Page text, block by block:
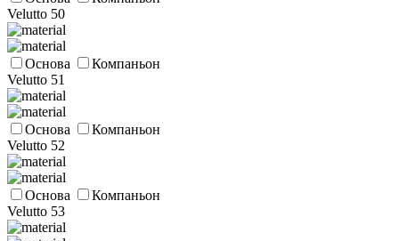
Velutto 50
Основа
Компаньон
Velutto 51
Основа
Компаньон
Velutto 52
Основа
Компаньон
Velutto 53